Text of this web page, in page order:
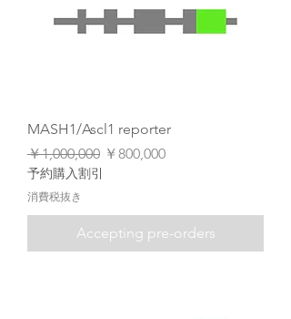
MASH1/Ascl1 reporter
通常価格
￥1,000,000 セール価格
￥800,000
予約購入割引
消費税抜き
Accepting pre-orders